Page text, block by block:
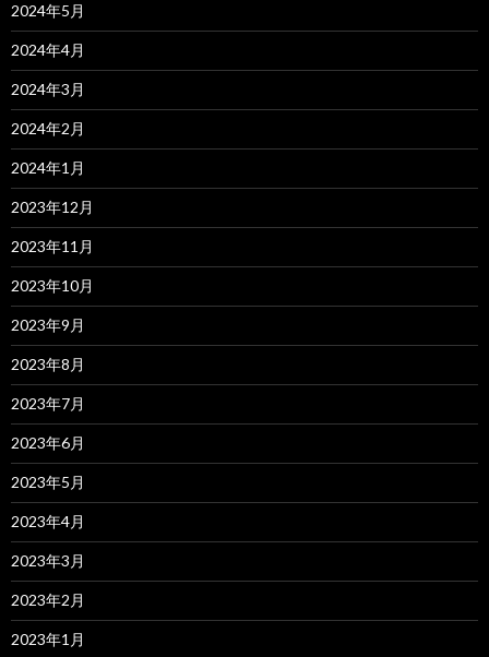
2024年5月
2024年4月
2024年3月
2024年2月
2024年1月
2023年12月
2023年11月
2023年10月
2023年9月
2023年8月
2023年7月
2023年6月
2023年5月
2023年4月
2023年3月
2023年2月
2023年1月